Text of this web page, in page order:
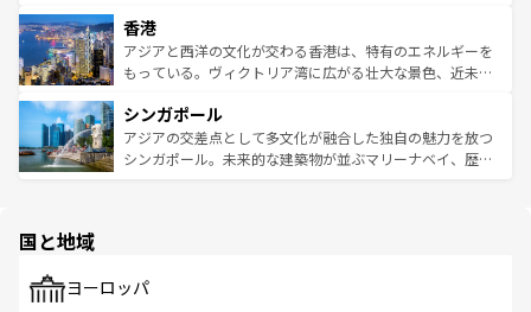
とつ。フォーやバインミー、ベトナムコーヒーなどは、ぜ
ひ現地で味わいたい。どの地域を訪れてもあたたかい人々
が旅行者を迎えてくれるので、きっと忘れられない旅にな
参照してほしい。
の活気が交差している。北部ではチェンマイなどの山岳地
帯で自然と触れ合い、南部ではプーケットやクラビの美し
いビーチでリゾート気分を楽しむことができる。タイ料理
激する。気候は一年中温暖で、どの季節にも異なる楽しみ
が待っている。親しみやすいタイの人々、仏教を中心とし
た文化、そして多様な観光資源が、訪れる旅人を魅了し続
香港
アジアと西洋の文化が交わる香港は、特有のエネルギーを
もっている。ヴィクトリア湾に広がる壮大な景色、近未来
み、どこを訪れても感動するはず。観光スポットが密集し
ており、効率よく見どころを回れるのも魅力。息をのむよ
うな絶景から文化的な体験まで、香港を存分に楽しみ尽く
シンガポール
アジアの交差点として多文化が融合した独自の魅力を放つ
シンガポール。未来的な建築物が並ぶマリーナベイ、歴史
で、ホーカーズは地元の風情を楽しめる外せないスポット
国と地域
ヨーロッパ